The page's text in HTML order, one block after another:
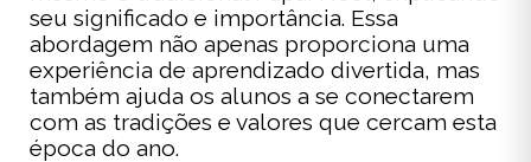
seu significado e importância. Essa
abordagem não apenas proporciona uma
experiência de aprendizado divertida, mas
também ajuda os alunos a se conectarem
com as tradições e valores que cercam esta
época do ano.